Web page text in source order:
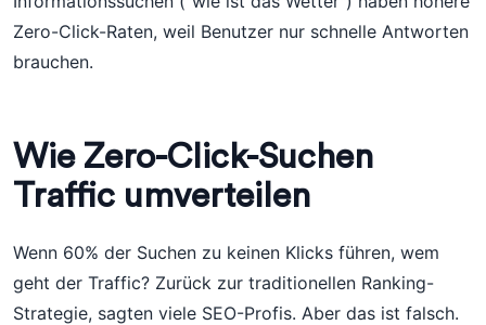
Zero-Click-Raten, weil Benutzer nur schnelle Antworten
brauchen.
Wie Zero-Click-Suchen
Traffic umverteilen
Wenn 60% der Suchen zu keinen Klicks führen, wem
geht der Traffic? Zurück zur traditionellen Ranking-
Strategie, sagten viele SEO-Profis. Aber das ist falsch.